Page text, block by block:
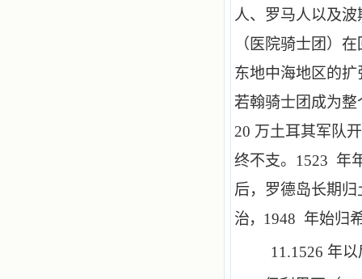
人、罗马人以及
（医院骑士团）
东地中海地区的
若翰骑士团成为
20 万土耳其军队
终不支。1523 年
后，罗德岛长期归
治， 1948 年始归
11.1526 年